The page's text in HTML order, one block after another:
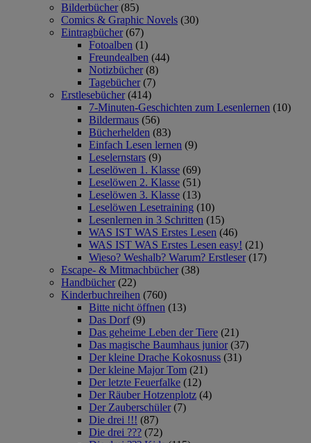
Bilderbücher (85)
Comics & Graphic Novels (30)
Eintragbücher (67)
Fotoalben (1)
Freundealben (44)
Notizbücher (8)
Tagebücher (7)
Erstlesebücher (414)
7-Minuten-Geschichten zum Lesenlernen (10)
Bildermaus (56)
Bücherhelden (83)
Einfach Lesen lernen (9)
Leselernstars (9)
Leselöwen 1. Klasse (69)
Leselöwen 2. Klasse (51)
Leselöwen 3. Klasse (13)
Leselöwen Lesetraining (10)
Lesenlernen in 3 Schritten (15)
WAS IST WAS Erstes Lesen (46)
WAS IST WAS Erstes Lesen easy! (21)
Wieso? Weshalb? Warum? Erstleser (17)
Escape- & Mitmachbücher (38)
Handbücher (22)
Kinderbuchreihen (760)
Bitte nicht öffnen (13)
Das Dorf (9)
Das geheime Leben der Tiere (21)
Das magische Baumhaus junior (37)
Der kleine Drache Kokosnuss (31)
Der kleine Major Tom (21)
Der letzte Feuerfalke (12)
Der Räuber Hotzenplotz (4)
Der Zauberschüler (7)
Die drei !!! (87)
Die drei ??? (72)